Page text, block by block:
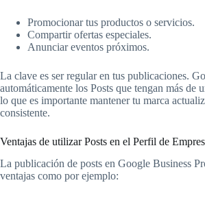
Promocionar tus productos o servicios.
Compartir ofertas especiales.
Anunciar eventos próximos.
La clave es ser regular en tus publicaciones.
automáticamente los Posts que tengan más de
lo que es importante mantener tu marca
consistente.
Ventajas de utilizar Posts en el Perfil de
La publicación de posts en Google Business
ventajas como por ejemplo: